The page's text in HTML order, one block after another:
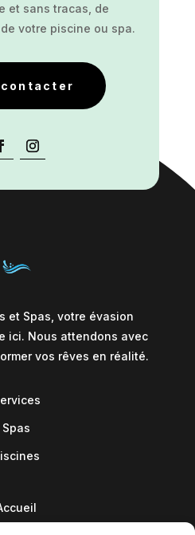
et sans tracas, de
de votre piscine ou spa.
contacter
et Spas, votre évasion
ici. Nous attendons avec
vos rêves en réalité.
Spas